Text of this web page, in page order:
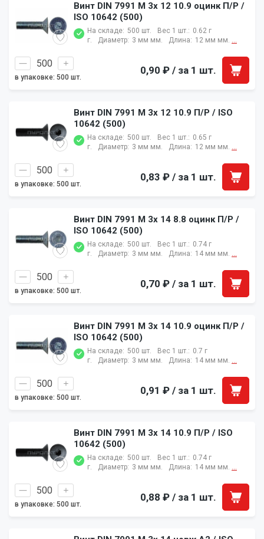
Винт DIN 7991 M 3x 12 10.9 оцинк П/Р /
ISO 10642 (500)
На складе: 500 шт. Вес 1 шт.: 0.62 г
г.
Диаметр: 3 мм мм. Длина: 12 мм мм. ...
в упаковке: 500 шт.
0,90 ₽ / за 1 шт.
Винт DIN 7991 M 3x 12 10.9 П/Р / ISO
10642 (500)
На складе: 500 шт. Вес 1 шт.: 0.65 г
г.
Диаметр: 3 мм мм. Длина: 12 мм мм. ...
в упаковке: 500 шт.
0,83 ₽ / за 1 шт.
Винт DIN 7991 M 3x 14 8.8 оцинк П/Р /
ISO 10642 (500)
На складе: 500 шт. Вес 1 шт.: 0.74 г
г.
Диаметр: 3 мм мм. Длина: 14 мм мм. ...
в упаковке: 500 шт.
0,70 ₽ / за 1 шт.
Винт DIN 7991 M 3x 14 10.9 оцинк П/Р /
ISO 10642 (500)
На складе: 500 шт. Вес 1 шт.: 0.7 г
г.
Диаметр: 3 мм мм. Длина: 14 мм мм. ...
в упаковке: 500 шт.
0,91 ₽ / за 1 шт.
Винт DIN 7991 M 3x 14 10.9 П/Р / ISO
10642 (500)
На складе: 500 шт. Вес 1 шт.: 0.74 г
г.
Диаметр: 3 мм мм. Длина: 14 мм мм. ...
в упаковке: 500 шт.
0,88 ₽ / за 1 шт.